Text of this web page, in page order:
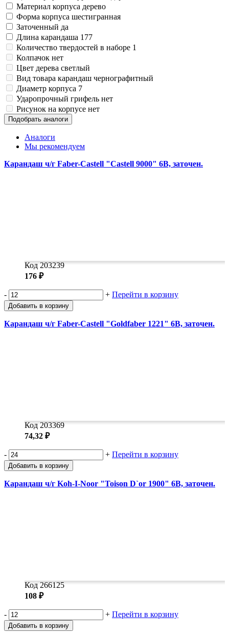
Материал корпуса дерево
Форма корпуса шестигранная
Заточенный да
Длина карандаша 177
Количество твердостей в наборе 1
Колпачок нет
Цвет дерева светлый
Вид товара карандаш чернографитный
Диаметр корпуса 7
Ударопрочный грифель нет
Рисунок на корпусе нет
Подобрать аналоги
Аналоги
Мы рекомендуем
Карандаш ч/г Faber-Castell "Castell 9000" 6B, заточен.
Код 203239
176 ₽
- + Перейти в корзину
Добавить в корзину
Карандаш ч/г Faber-Castell "Goldfaber 1221" 6B, заточен.
Код 203369
74,32 ₽
- + Перейти в корзину
Добавить в корзину
Карандаш ч/г Koh-I-Noor "Toison D`or 1900" 6B, заточен.
Код 266125
108 ₽
- + Перейти в корзину
Добавить в корзину